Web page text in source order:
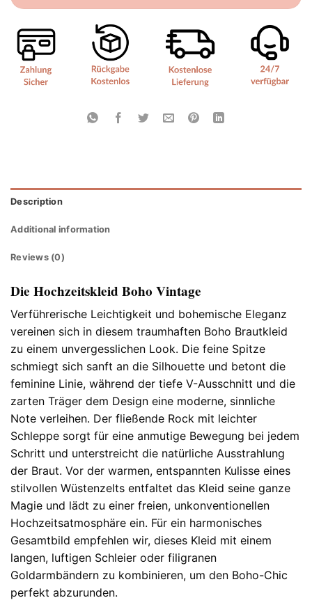
Description
Additional information
Reviews (0)
Die Hochzeitskleid Boho Vintage
Verführerische Leichtigkeit und bohemische Eleganz
vereinen sich in diesem traumhaften Boho Brautkleid
zu einem unvergesslichen Look. Die feine Spitze
schmiegt sich sanft an die Silhouette und betont die
feminine Linie, während der tiefe V-Ausschnitt und die
zarten Träger dem Design eine moderne, sinnliche
Note verleihen. Der fließende Rock mit leichter
Schleppe sorgt für eine anmutige Bewegung bei jedem
Schritt und unterstreicht die natürliche Ausstrahlung
der Braut. Vor der warmen, entspannten Kulisse eines
stilvollen Wüstenzelts entfaltet das Kleid seine ganze
Magie und lädt zu einer freien, unkonventionellen
Hochzeitsatmosphäre ein. Für ein harmonisches
Gesamtbild empfehlen wir, dieses Kleid mit einem
langen, luftigen Schleier oder filigranen
Goldarmbändern zu kombinieren, um den Boho-Chic
perfekt abzurunden.